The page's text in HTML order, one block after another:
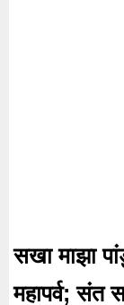
सखा माझा
महापर्व; संत